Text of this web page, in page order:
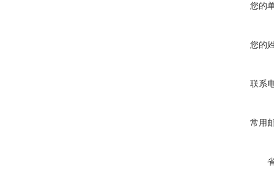
您的
您的
联系
常用